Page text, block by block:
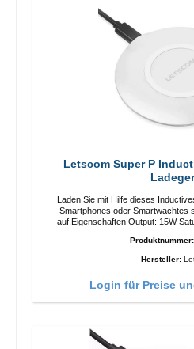
Letscom Super P
Laden Sie mit Hilfe dieses
Smartphones oder Smartwachtes
auf.Eigenschaften Output: 15W Satus-LED Anti-Rusch Pad QI-
Produktnummer:
Hersteller:
Login für Preise